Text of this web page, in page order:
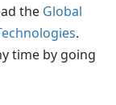
the Global
.
time by going